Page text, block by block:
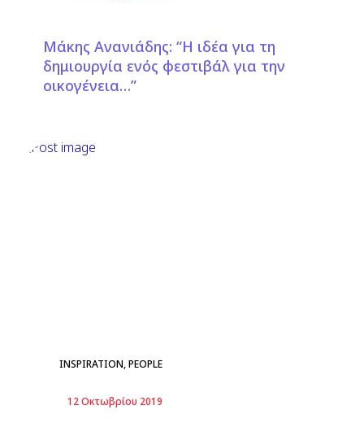
Μάκης Ανανιάδης: “Η ιδέα για τη
δημιουργία ενός φεστιβάλ για την
οικογένεια…”
INSPIRATION,PEOPLE
12 Οκτωβρίου 2019